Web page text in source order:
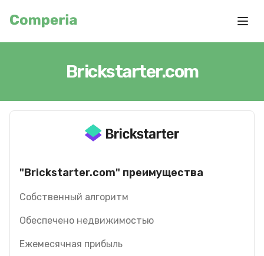
Brickstarter.com
"Brickstarter.com" преимущества
Собственный алгоритм
Обеспечено недвижимостью
Ежемесячная прибыль